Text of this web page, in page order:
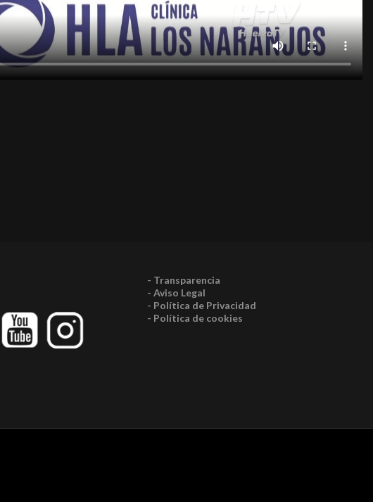
- Transparencia
- Aviso Legal
- Política de Privacidad
- Política de cookies